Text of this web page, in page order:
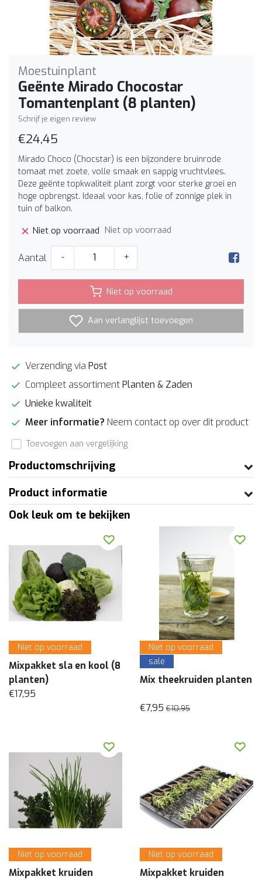
Moestuinplant
Geënte Mirado Chocostar
Tomantenplant (8 planten)
Schrijf je eigen review
€24,45
Mirado Choco (Chocstar) is een bijzondere bruinrode
tomaat met zoete, volle smaak en sappig vruchtvlees.
Deze geënte topkwaliteit plant zorgt voor sterke groei en
hoge opbrengst. Ideaal voor kas, folie of zonnige plek in
tuin of balkon.
Niet op voorraad Niet op voorraad
Aantal - +
Niet op voorraad
Aan verlanglijst toevoegen
Verzending via Post
Compleet assortimentPlanten & Zaden
Unieke kwaliteit
Meer informatie? Neem contact op over dit product
Toevoegen aan vergelijking
Productomschrijving
Product informatie
Ook leuk om te bekijken
Niet op voorraad
Mixpakket sla en kool (8
planten)
€17,95
Niet op voorraad
sale
Mix theekruiden planten
€7,95 €10,95
Niet op voorraad
Mixpakket kruiden
Niet op voorraad
Mixpakket kruiden